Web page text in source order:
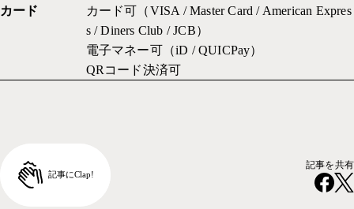
カード
カード可（VISA / Master Card / American Expres
s / Diners Club / JCB）
電子マネー可（iD / QUICPay）
QRコード決済可
記事を共有